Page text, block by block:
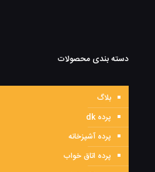
دسته بندی محصولات
بلاگ
پرده dk
پرده آشپزخانه
پرده اتاق خواب